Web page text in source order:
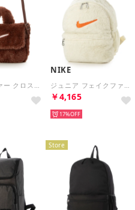
NIKE
￥4,165
17%
Store